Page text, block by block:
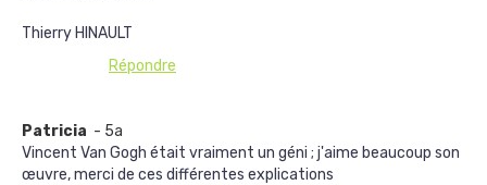
Thierry HINAULT
Répondre
Patricia - 5a
Vincent Van Gogh était vraiment un géni ; j'aime beaucoup son
œuvre, merci de ces différentes explications